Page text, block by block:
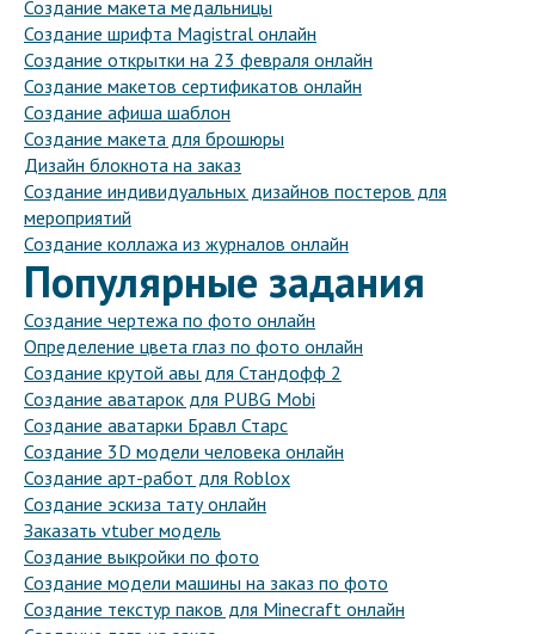
Создание макета медальницы
Создание шрифта Magistral онлайн
Создание открытки на 23 февраля онлайн
Создание макетов сертификатов онлайн
Создание афиша шаблон
Создание макета для брошюры
Дизайн блокнота на заказ
Создание индивидуальных дизайнов постеров для
мероприятий
Создание коллажа из журналов онлайн
Популярные задания
Создание чертежа по фото онлайн
Определение цвета глаз по фото онлайн
Создание крутой авы для Стандофф 2
Создание аватарок для PUBG Mobi
Создание аватарки Бравл Старс
Создание 3D модели человека онлайн
Создание арт-работ для Roblox
Создание эскиза тату онлайн
Заказать vtuber модель
Создание выкройки по фото
Создание модели машины на заказ по фото
Создание текстур паков для Minecraft онлайн